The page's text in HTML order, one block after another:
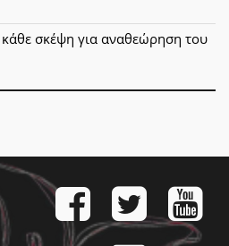
σκέψη για αναθεώρηση του